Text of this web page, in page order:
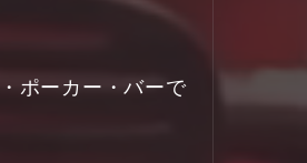
ポーカー・バーで